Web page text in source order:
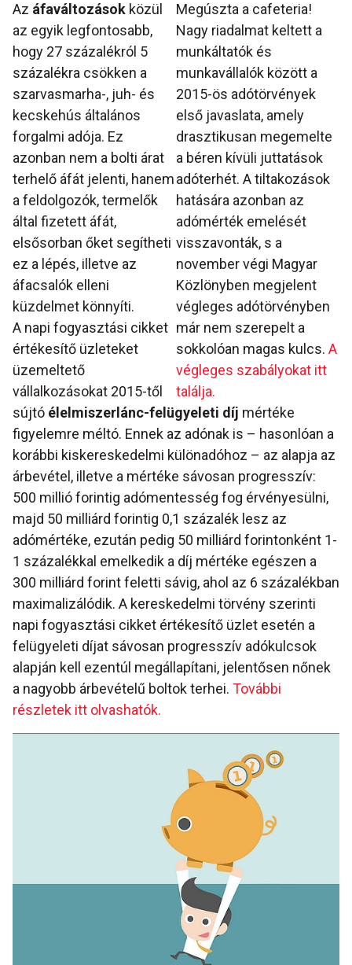
Megúszta a cafeteria!
Nagy riadalmat keltett a
munkáltatók és
munkavállalók között a
2015-ös adótörvények
első javaslata, amely
drasztikusan megemelte
a béren kívüli juttatások
adóterhét. A tiltakozások
hatására azonban az
adómérték emelését
visszavonták, s a
november végi Magyar
Közlönyben megjelent
végleges adótörvényben
már nem szerepelt a
sokkolóan magas kulcs. A
végleges szabályokat itt
találja.
Az áfaváltozások közül
az egyik legfontosabb,
hogy 27 százalékról 5
százalékra csökken a
szarvasmarha-, juh- és
kecskehús általános
forgalmi adója. Ez
azonban nem a bolti árat
terhelő áfát jelenti, hanem
a feldolgozók, termelők
által fizetett áfát,
elsősorban őket segítheti
ez a lépés, illetve az
áfacsalók elleni
küzdelmet könnyíti.
A napi fogyasztási cikket
értékesítő üzleteket
üzemeltető
vállalkozásokat 2015-től
sújtó élelmiszerlánc-felügyeleti díj mértéke
figyelemre méltó. Ennek az adónak is – hasonlóan a
korábbi kiskereskedelmi különadóhoz – az alapja az
árbevétel, illetve a mértéke sávosan progresszív:
500 millió forintig adómentesség fog érvényesülni,
majd 50 milliárd forintig 0,1 százalék lesz az
adómértéke, ezután pedig 50 milliárd forintonként 1-
1 százalékkal emelkedik a díj mértéke egészen a
300 milliárd forint feletti sávig, ahol az 6 százalékban
maximalizálódik. A kereskedelmi törvény szerinti
napi fogyasztási cikket értékesítő üzlet esetén a
felügyeleti díjat sávosan progresszív adókulcsok
alapján kell ezentúl megállapítani, jelentősen nőnek
a nagyobb árbevételű boltok terhei. További
részletek itt olvashatók.